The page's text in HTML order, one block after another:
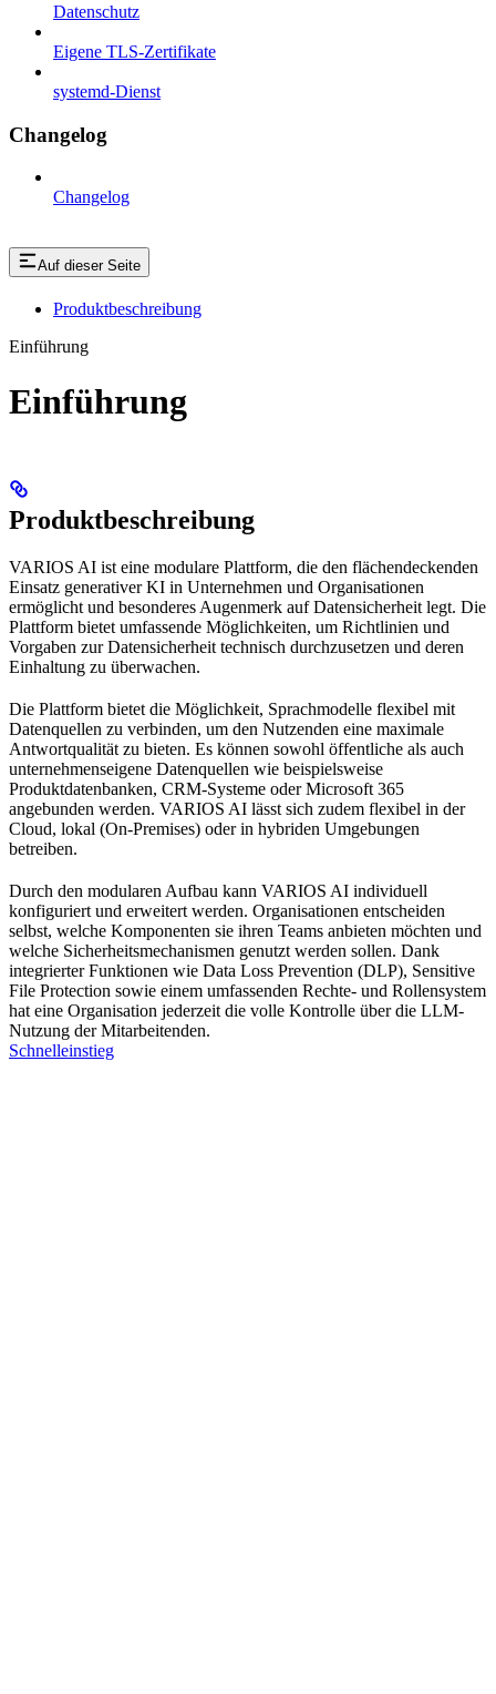
Datenschutz
Eigene TLS-Zertifikate
systemd-Dienst
Changelog
Changelog
Auf dieser Seite
Produktbeschreibung
Einführung
Einführung
Produktbeschreibung
VARIOS AI ist eine modulare Plattform, die den flächendeckenden
Einsatz generativer KI in Unternehmen und Organisationen
ermöglicht und besonderes Augenmerk auf Datensicherheit legt. Die
Plattform bietet umfassende Möglichkeiten, um Richtlinien und
Vorgaben zur Datensicherheit technisch durchzusetzen und deren
Einhaltung zu überwachen.
Die Plattform bietet die Möglichkeit, Sprachmodelle flexibel mit
Datenquellen zu verbinden, um den Nutzenden eine maximale
Antwortqualität zu bieten. Es können sowohl öffentliche als auch
unternehmenseigene Datenquellen wie beispielsweise
Produktdatenbanken, CRM-Systeme oder Microsoft 365
angebunden werden. VARIOS AI lässt sich zudem flexibel in der
Cloud, lokal (On-Premises) oder in hybriden Umgebungen
betreiben.
Durch den modularen Aufbau kann VARIOS AI individuell
konfiguriert und erweitert werden. Organisationen entscheiden
selbst, welche Komponenten sie ihren Teams anbieten möchten und
welche Sicherheitsmechanismen genutzt werden sollen. Dank
integrierter Funktionen wie Data Loss Prevention (DLP), Sensitive
File Protection sowie einem umfassenden Rechte- und Rollensystem
hat eine Organisation jederzeit die volle Kontrolle über die LLM-
Nutzung der Mitarbeitenden.
Schnelleinstieg